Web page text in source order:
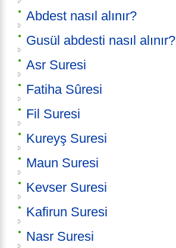
Abdest nasıl alınır?
Gusül abdesti nasıl alınır?
Asr Suresi
Fatiha Sûresi
Fil Suresi
Kureyş Suresi
Maun Suresi
Kevser Suresi
Kafirun Suresi
Nasr Suresi